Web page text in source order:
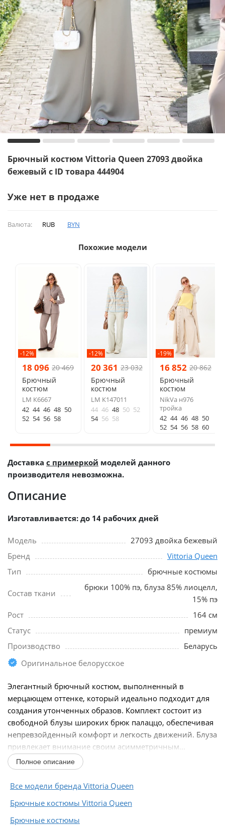
Брючный костюм Vittoria Queen 27093 двойка
бежевый с ID товара 444904
Уже нет в продаже
Валюта: RUB BYN
Похожие модели
-12%
18 096 20 469
Брючный
костюм
LM К6667
42 44 46 48 50
52 54 56 58
-12%
20 361 23 032
Брючный
костюм
LM К147011
44 46 48 50 52
54 56 58
-19%
16 852 20 862
Брючный
костюм
NikVa н976
тройка
42 44 46 48 50
52 54 56 58 60
Доставка с примеркой моделей данного
производителя невозможна.
Описание
Изготавливается: до 14 рабочих дней
Модель
27093 двойка бежевый
Бренд
Vittoria Queen
Тип
брючные костюмы
Состав ткани
брюки 100% пэ, блуза 85% лиоцелл,
15% пэ
Рост
164 см
Статус
премиум
Производство
Беларусь
Оригинальное белорусское
Элегантный брючный костюм, выполненный в
мерцающем оттенке, который идеально подходит для
создания утонченных образов. Комплект состоит из
свободной блузы широких брюк палаццо, обеспечивая
непревзойденный комфорт и легкость движений. Блуза
привлекает внимание своим асимметричным...
Полное описание
Все модели бренда Vittoria Queen
Брючные костюмы Vittoria Queen
Брючные костюмы